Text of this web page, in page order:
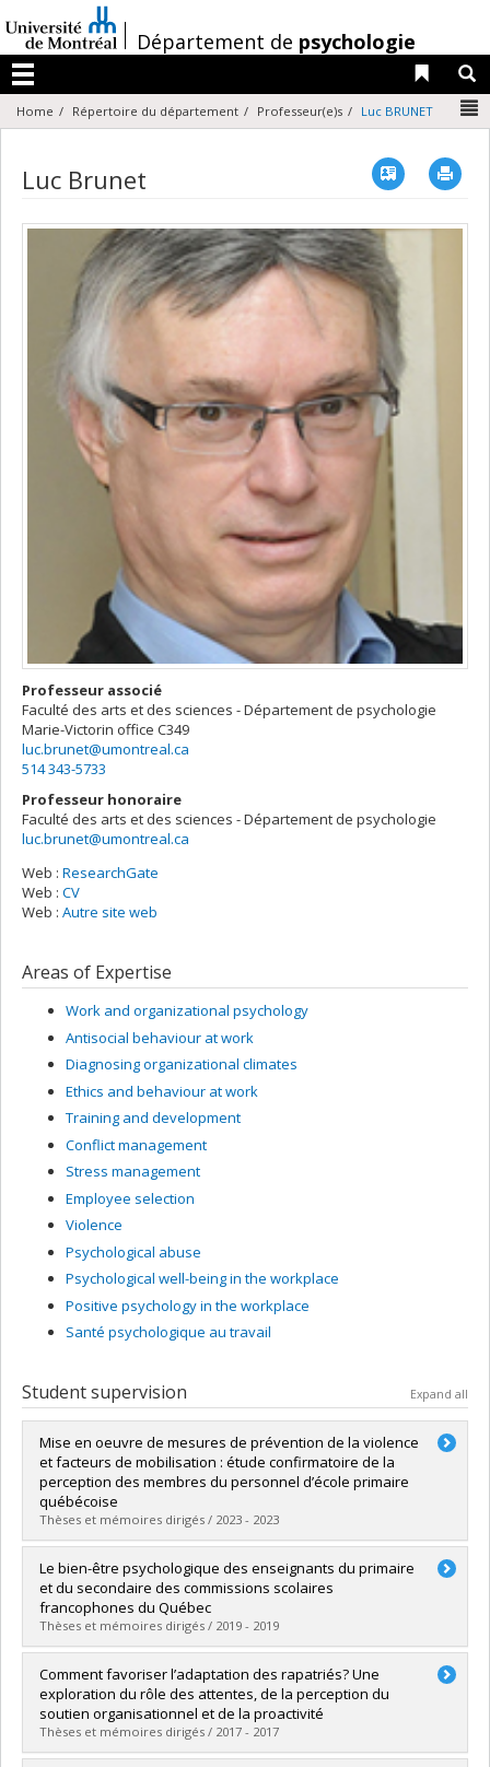
au
contenu
/Département de psychologie
Menu
Liens
Home Répertoire du département Professeur(e)s Luc BRUNET
Luc Brunet Vcard
Professeur associé
Faculté des arts et des sciences - Département de psychologie
Marie-Victorin office C349
luc.brunet@umontreal.ca
514 343-5733
Professeur honoraire
Faculté des arts et des sciences - Département de psychologie
luc.brunet@umontreal.ca
Web : ResearchGate
Web : CV
Web : Autre site web
Areas of Expertise
Work and organizational psychology
Antisocial behaviour at work
Diagnosing organizational climates
Ethics and behaviour at work
Training and development
Conflict management
Stress management
Employee selection
Violence
Psychological abuse
Psychological well-being in the workplace
Positive psychology in the workplace
Santé psychologique au travail
Student supervision Expand all
Mise en oeuvre de mesures de prévention de la violence
et facteurs de mobilisation : étude confirmatoire de la
perception des membres du personnel d’école primaire
québécoise
Thèses et mémoires dirigés / 2023 - 2023
Graduate : Laverdière-Boivin, Akhésa
Cycle :Master's
Grade :M. Sc.
Lien vers le document dans Papyrus
Le bien-être psychologique des enseignants du primaire
et du secondaire des commissions scolaires
francophones du Québec
Thèses et mémoires dirigés / 2019 - 2019
Graduate :de Courville, Miryam
Cycle :Master's
Grade : M. Sc.
Lien vers le document dans Papyrus
Comment favoriser l’adaptation des rapatriés? Une
exploration du rôle des attentes, de la perception du
soutien organisationnel et de la proactivité
Thèses et mémoires dirigés / 2017 - 2017